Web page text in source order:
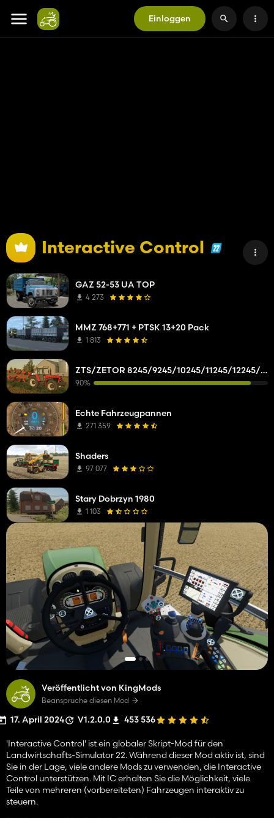
Einloggen
Interactive Control
Veröffentlicht von KingMods
Beanspruche diesen Mod
17. April 2024 V1.2.0.0 453 536
'Interactive Control' ist ein globaler Skript-Mod für den
Landwirtschafts-Simulator 22. Während dieser Mod aktiv ist, sind
Sie in der Lage, viele andere Mods zu verwenden, die Interactive
Control unterstützen. Mit IC erhalten Sie die Möglichkeit, viele
Teile von mehreren (vorbereiteten) Fahrzeugen interaktiv zu
steuern.
GAZ 52-53 UA TOP
4 273
MMZ 768+771 + PTSK 13+20 Pack
1 813
ZTS/ZETOR 8245/9245/10245/11245/12245/14245/16245
90%
Echte Fahrzeugpannen
271 359
Shaders
97 077
Stary Dobrzyn 1980
1 103